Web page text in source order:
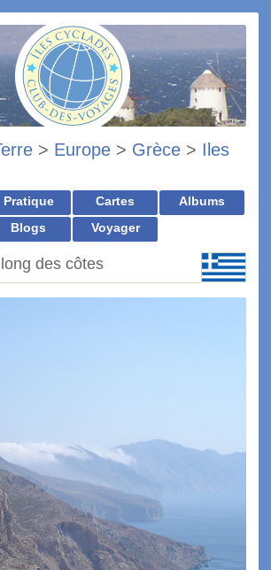
> Europe > Grèce > Iles
Pratique Cartes
Albums
Blogs Voyager
des côtes